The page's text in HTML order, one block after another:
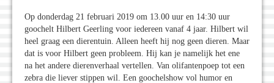
Op donderdag 21 februari 2019 om 13.00 uur en 14:30 uur
goochelt Hilbert Geerling voor iedereen vanaf 4 jaar. Hilbert wil
heel graag een dierentuin. Alleen heeft hij nog geen dieren. Maar
dat is voor Hilbert geen probleem. Hij kan je namelijk het ene
na het andere dierenverhaal vertellen. Van olifantenpoep tot een
zebra die liever stippen wil. Een goochelshow vol humor en